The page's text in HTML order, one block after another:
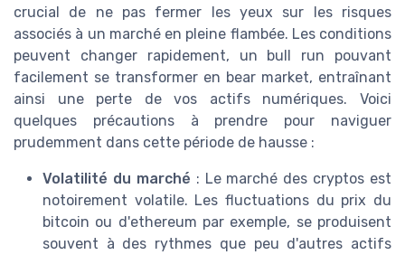
crucial de ne pas fermer les yeux sur les risques
associés à un marché en pleine flambée. Les conditions
peuvent changer rapidement, un bull run pouvant
facilement se transformer en bear market, entraînant
ainsi une perte de vos actifs numériques. Voici
quelques précautions à prendre pour naviguer
prudemment dans cette période de hausse :
Volatilité du marché : Le marché des cryptos est
notoirement volatile. Les fluctuations du prix du
bitcoin ou d'ethereum par exemple, se produisent
souvent à des rythmes que peu d'autres actifs